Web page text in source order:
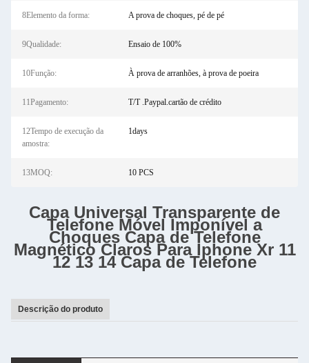
8Elemento da forma: A prova de choques, pé de pé
9Qualidade: Ensaio de 100%
10Função: À prova de arranhões, à prova de poeira
11Pagamento: T/T .Paypal.cartão de crédito
12Tempo de execução da
amostra:
1days
13MOQ: 10 PCS
Capa Universal Transparente de
Telefone Móvel Imponível a
Choques Capa de Telefone
Magnético Claros Para Iphone Xr 11
12 13 14 Capa de Telefone
Descrição do produto